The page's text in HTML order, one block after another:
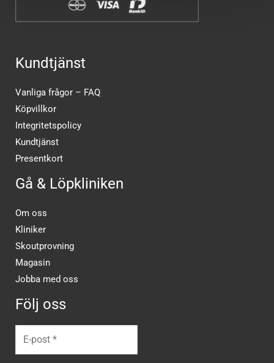
Kundtjänst
Vanliga frågor – FAQ
Köpvillkor
Integritetspolicy
Kundtjänst
Presentkort
Gå & Löpkliniken
Om oss
Kliniker
Skoutprovning
Magasin
Jobba med oss
Följ oss